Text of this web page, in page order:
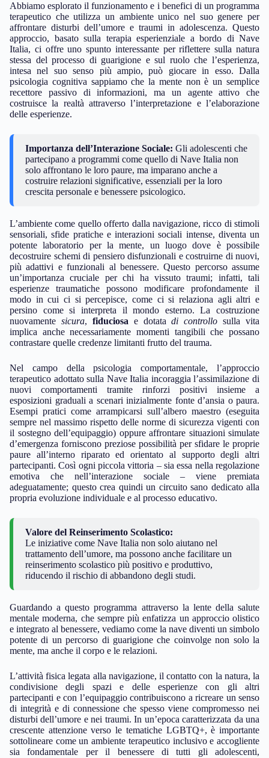
Abbiamo esplorato il funzionamento e i benefici di un programma
terapeutico che utilizza un ambiente unico nel suo genere per
affrontare disturbi dell’umore e traumi in adolescenza. Questo
approccio, basato sulla terapia esperienziale a bordo di Nave
Italia, ci offre uno spunto interessante per riflettere sulla natura
stessa del processo di guarigione e sul ruolo che l’esperienza,
intesa nel suo senso più ampio, può giocare in esso. Dalla
psicologia cognitiva sappiamo che la mente non è un semplice
recettore passivo di informazioni, ma un agente attivo che
costruisce la realtà attraverso l’interpretazione e l’elaborazione
delle esperienze.
Importanza dell’Interazione Sociale: Gli adolescenti che
partecipano a programmi come quello di Nave Italia non
solo affrontano le loro paure, ma imparano anche a
costruire relazioni significative, essenziali per la loro
crescita personale e benessere psicologico.
L’ambiente come quello offerto dalla navigazione, ricco di stimoli
sensoriali, sfide pratiche e interazioni sociali intense, diventa un
potente laboratorio per la mente, un luogo dove è possibile
decostruire schemi di pensiero disfunzionali e costruirne di nuovi,
più adattivi e funzionali al benessere. Questo percorso assume
un’importanza cruciale per chi ha vissuto traumi; infatti, tali
esperienze traumatiche possono modificare profondamente il
modo in cui ci si percepisce, come ci si relaziona agli altri e
persino come si interpreta il mondo esterno. La costruzione
nuovamente sicura, fiduciosa e dotatadi controllo sulla vita
implica anche necessariamente momenti tangibili che possano
contrastare quelle credenze limitanti frutto del trauma.
Nel campo della psicologia comportamentale, l’approccio
terapeutico adottato sulla Nave Italia incoraggia l’assimilazione di
nuovi comportamenti tramite rinforzi positivi insieme a
esposizioni graduali a scenari inizialmente fonte d’ansia o paura.
Esempi pratici come arrampicarsi sull’albero maestro (eseguita
sempre nel massimo rispetto delle norme di sicurezza vigenti con
il sostegno dell’equipaggio) oppure affrontare situazioni simulate
d’emergenza forniscono preziose possibilità per sfidare le proprie
paure all’interno riparato ed orientato al supporto degli altri
partecipanti. Così ogni piccola vittoria – sia essa nella regolazione
emotiva che nell’interazione sociale – viene premiata
adeguatamente; questo crea quindi un circuito sano dedicato alla
propria evoluzione individuale e al processo educativo.
Valore del Reinserimento Scolastico:
Le iniziative come Nave Italia non solo aiutano nel
trattamento dell’umore, ma possono anche facilitare un
reinserimento scolastico più positivo e produttivo,
riducendo il rischio di abbandono degli studi.
Guardando a questo programma attraverso la lente della salute
mentale moderna, che sempre più enfatizza un approccio olistico
e integrato al benessere, vediamo come la nave diventi un simbolo
potente di un percorso di guarigione che coinvolge non solo la
mente, ma anche il corpo e le relazioni.
L’attività fisica legata alla navigazione, il contatto con la natura, la
condivisione degli spazi e delle esperienze con gli altri
partecipanti e con l’equipaggio contribuiscono a ricreare un senso
di integrità e di connessione che spesso viene compromesso nei
disturbi dell’umore e nei traumi. In un’epoca caratterizzata da una
crescente attenzione verso le tematiche LGBTQ+, è importante
sottolineare come un ambiente terapeutico inclusivo e accogliente
sia fondamentale per il benessere di tutti gli adolescenti,